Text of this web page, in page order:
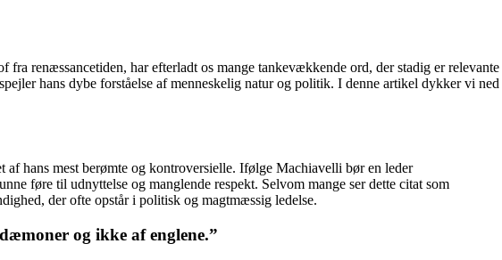
renæssancetiden, har efterladt os mange tankevækkende ord, der stadig er relevante
hans dybe forståelse af menneskelig natur og politik. I denne artikel dykker vi ned
hans mest berømte og kontroversielle. Ifølge Machiavelli bør en leder
føre til udnyttelse og manglende respekt. Selvom mange ser dette citat som
der ofte opstår i politisk og magtmæssig ledelse.
og ikke af englene.”